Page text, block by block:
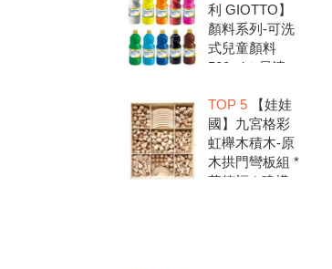
彩繪DIY超有趣
利 GIOTTO】
顏料系列-可洗
式兒童顏料
500ml＊易清
童美勞.親子部
落客推薦
TOP 5【娃娃
國】九宮格彩
虹櫸木積木-原
木拱門彎板組 *
華德福 * 建構